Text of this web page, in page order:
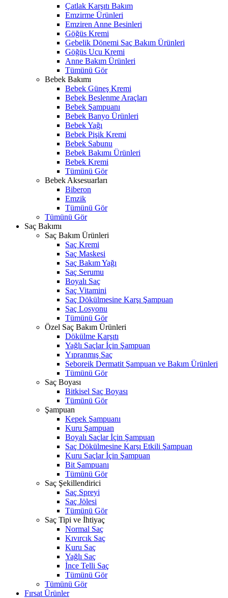
Çatlak Karşıtı Bakım
Emzirme Ürünleri
Emziren Anne Besinleri
Göğüs Kremi
Gebelik Dönemi Saç Bakım Ürünleri
Göğüs Ucu Kremi
Anne Bakım Ürünleri
Tümünü Gör
Bebek Bakımı
Bebek Güneş Kremi
Bebek Beslenme Araçları
Bebek Şampuanı
Bebek Banyo Ürünleri
Bebek Yağı
Bebek Pişik Kremi
Bebek Sabunu
Bebek Bakımı Ürünleri
Bebek Kremi
Tümünü Gör
Bebek Aksesuarları
Biberon
Emzik
Tümünü Gör
Tümünü Gör
Saç Bakımı
Saç Bakım Ürünleri
Saç Kremi
Saç Maskesi
Saç Bakım Yağı
Saç Serumu
Boyalı Saç
Saç Vitamini
Saç Dökülmesine Karşı Şampuan
Saç Losyonu
Tümünü Gör
Özel Saç Bakım Ürünleri
Dökülme Karşıtı
Yağlı Saçlar İçin Şampuan
Yıpranmış Saç
Seboreik Dermatit Şampuan ve Bakım Ürünleri
Tümünü Gör
Saç Boyası
Bitkisel Saç Boyası
Tümünü Gör
Şampuan
Kepek Şampuanı
Kuru Şampuan
Boyalı Saçlar İçin Şampuan
Saç Dökülmesine Karşı Etkili Şampuan
Kuru Saçlar İçin Şampuan
Bit Şampuanı
Tümünü Gör
Saç Şekillendirici
Saç Spreyi
Saç Jölesi
Tümünü Gör
Saç Tipi ve İhtiyaç
Normal Saç
Kıvırcık Saç
Kuru Saç
Yağlı Saç
İnce Telli Saç
Tümünü Gör
Tümünü Gör
Fırsat Ürünler